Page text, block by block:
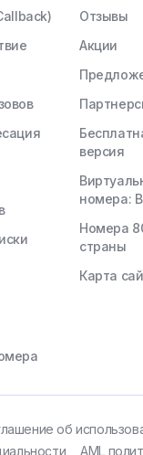
Отзывы
Акции
версия
номера:
Номера
страны
Карта
об
AML